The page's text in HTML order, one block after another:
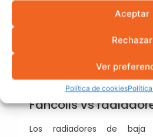
Aceptar
Rechazar
Ver
Política de cookies
Fancoils vs
Los radiadores de baja